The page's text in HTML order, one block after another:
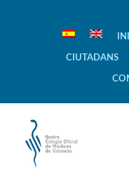
CIUTADANS